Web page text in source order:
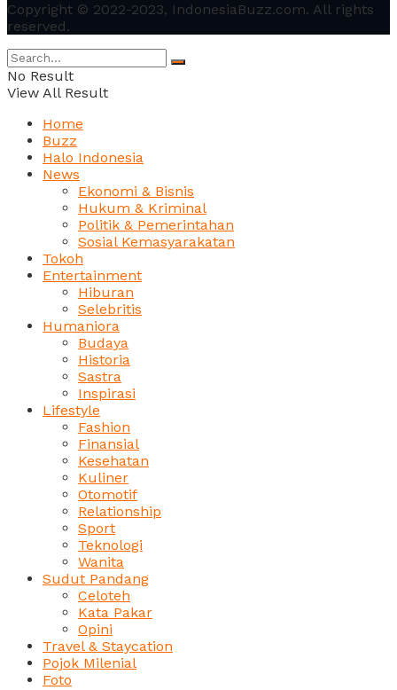
Copyright © 2022-2023, IndonesiaBuzz.com. All rights
reserved.
No Result
View All Result
Home
Buzz
Halo Indonesia
News
Ekonomi & Bisnis
Hukum & Kriminal
Politik & Pemerintahan
Sosial Kemasyarakatan
Tokoh
Entertainment
Hiburan
Selebritis
Humaniora
Budaya
Historia
Sastra
Inspirasi
Lifestyle
Fashion
Finansial
Kesehatan
Kuliner
Otomotif
Relationship
Sport
Teknologi
Wanita
Sudut Pandang
Celoteh
Kata Pakar
Opini
Travel & Staycation
Pojok Milenial
Foto